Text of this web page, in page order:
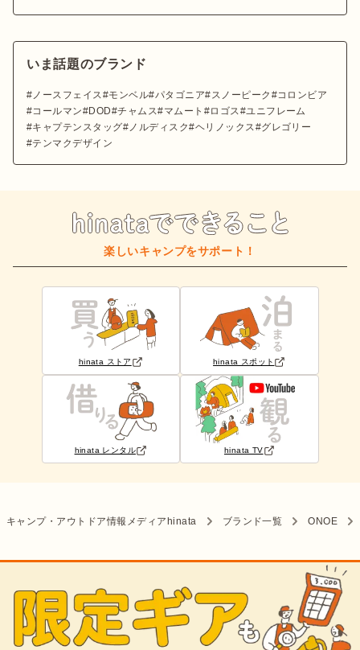
いま話題のブランド
ノースフェイス モンベル パタゴニア スノーピーク
コロンビア
コールマン
DOD チャムス マムート ロゴス
ユニフレーム
キャプテンスタッグ
ノルディスク ヘリノックス
グレゴリー
テンマクデザイン
楽しいキャンプをサポート！
hinata ストア hinata スポット
hinata レンタル hinata TV
キャンプ・アウトドア情報メディアhinata ブランド一覧 ONOE